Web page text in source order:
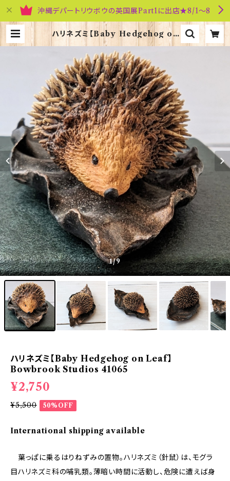
沖縄デパートリウボウの英国展Part1に出店★8/1～8
ハリネズミ【Baby Hedgehog on
Leaf】Bowbrook Studios 4106
5 | 英国雑貨専門店ブリティッシュ・ラ
イフ
1/9
ハリネズミ【Baby Hedgehog on Leaf】
Bowbrook Studios 41065
¥2,750
¥5,500 50%OFF
International shipping available
葉っぱに乗るはりねずみの置物。ハリネズミ（針鼠）は、モグラ
目ハリネズミ科の哺乳類。薄暗い時間に活動し、危険に遭えば身